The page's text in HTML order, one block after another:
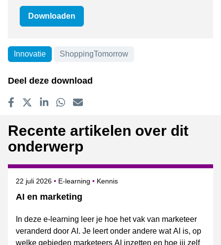
Downloaden
Onderwerpen
Innovatie ShoppingTomorrow
Deel deze download
Recente artikelen over dit
onderwerp
AI en marketing
Gepubliceerd op
22 juli 2026 E-learning Onderwerpen
Kennis
In deze e-learning leer je hoe het vak van marketeer
veranderd door AI. Je leert onder andere wat AI is, op
welke gebieden marketeers AI inzetten en hoe jij zelf